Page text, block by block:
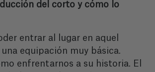
del corto y cómo lo
entrar al lugar en aquel
equipación muy básica.
enfrentarnos a su historia. El